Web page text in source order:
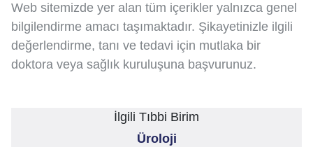
Web sitemizde yer alan tüm içerikler yalnızca genel
bilgilendirme amacı taşımaktadır. Şikayetinizle ilgili
değerlendirme, tanı ve tedavi için mutlaka bir
doktora veya sağlık kuruluşuna başvurunuz.
İlgili Tıbbi Birim
Üroloji